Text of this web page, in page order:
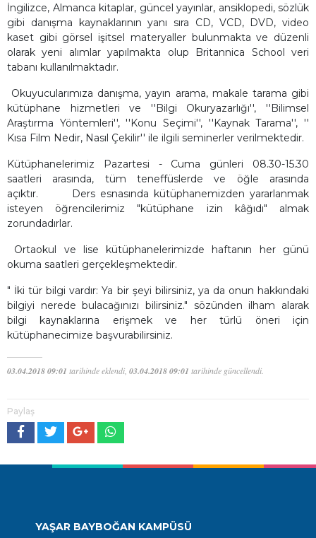
İngilizce, Almanca kitaplar, güncel yayınlar, ansiklopedi, sözlük
gibi danışma kaynaklarının yanı sıra CD, VCD, DVD, video
kaset gibi görsel işitsel materyaller bulunmakta ve düzenli
olarak yeni alımlar yapılmakta olup Britannica School veri
tabanı kullanılmaktadır.
Okuyucularımıza danışma, yayın arama, makale tarama gibi
kütüphane hizmetleri ve ''Bilgi Okuryazarlığı'', ''Bilimsel
Araştırma Yöntemleri'', ''Konu Seçimi'', ''Kaynak Tarama'', ''
Kısa Film Nedir, Nasıl Çekilir'' ile ilgili seminerler verilmektedir.
Kütüphanelerimiz Pazartesi - Cuma günleri 08.30-15.30
saatleri arasında, tüm teneffüslerde ve öğle arasında
açıktır. Ders esnasında kütüphanemizden yararlanmak
isteyen öğrencilerimiz "kütüphane izin kâğıdı" almak
zorundadırlar.
Ortaokul ve lise kütüphanelerimizde haftanın her günü
okuma saatleri gerçekleşmektedir.
" İki tür bilgi vardır: Ya bir şeyi bilirsiniz, ya da onun hakkındaki
bilgiyi nerede bulacağınızı bilirsiniz." sözünden ilham alarak
bilgi kaynaklarına erişmek ve her türlü öneri için
kütüphanecimize başvurabilirsiniz.
03.04.2018 09:01 tarihinde eklendi, 03.04.2018 09:01 tarihinde güncellendi.
Paylaş
YAŞAR BAYBOĞAN KAMPÜSÜ